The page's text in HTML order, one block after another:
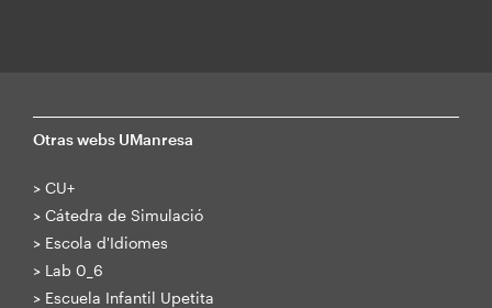
Otras webs UManresa
> CU+
> Cátedra de Simulació
> Escola d'Idiomes
> Lab 0_6
> Escuela Infantil Upetita